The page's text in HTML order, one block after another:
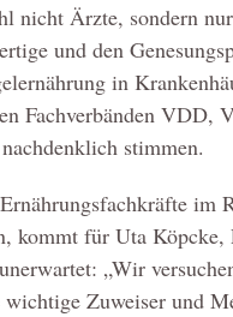
nicht Ärzte, sondern
und den
in
Fachverbänden VDD,
stimmen.
im
kommt für Uta Köpcke,
„Wir
Zuweiser und